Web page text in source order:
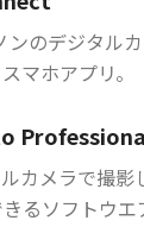
のデジタル
マホアプリ。
カメラで撮影
るソフトウエ